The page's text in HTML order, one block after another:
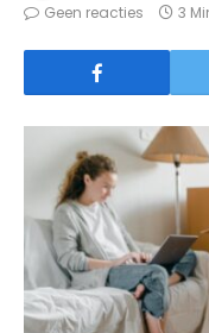
Geen reacties
3